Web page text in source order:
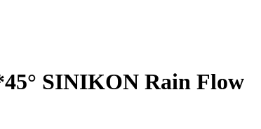
SINIKON Rain Flow